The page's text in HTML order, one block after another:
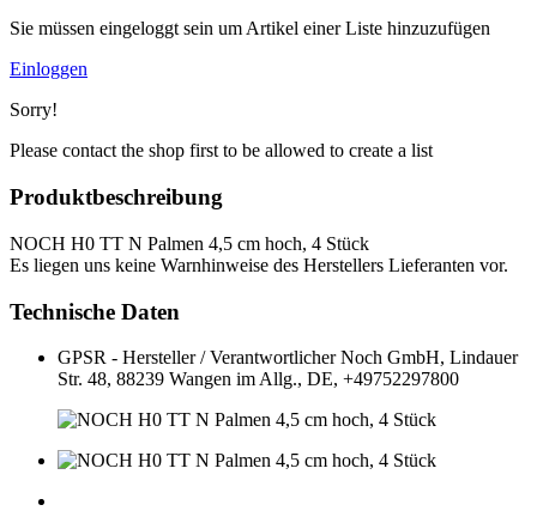
Sie müssen eingeloggt sein um Artikel einer Liste hinzuzufügen
Einloggen
Sorry!
Please contact the shop first to be allowed to create a list
Produktbeschreibung
NOCH H0 TT N Palmen 4,5 cm hoch, 4 Stück
Es liegen uns keine Warnhinweise des Herstellers Lieferanten vor.
Technische Daten
GPSR - Hersteller / Verantwortlicher Noch GmbH, Lindauer
Str. 48, 88239 Wangen im Allg., DE, +49752297800